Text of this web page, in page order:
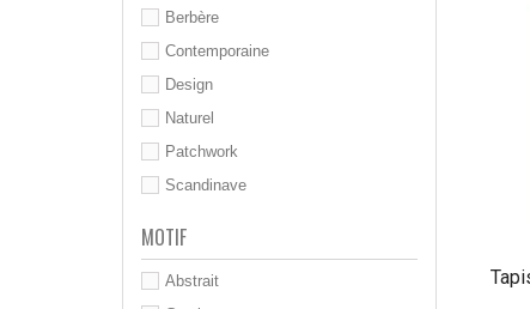
Berbère
Contemporaine
Design
Naturel
Patchwork
Scandinave
MOTIF
Abstrait